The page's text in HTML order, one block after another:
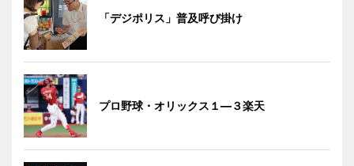
「デジポリス」普及呼び掛け
プロ野球・オリックス１―３楽天